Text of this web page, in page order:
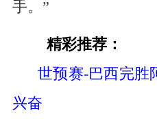
手。”
精彩推荐：
世预赛-巴西完胜
兴奋